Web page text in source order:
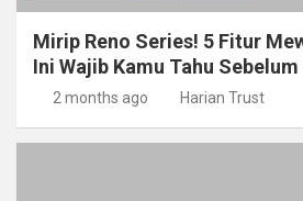
Mirip Reno Series! 5 Fitur
Ini Wajib Kamu Tahu
2 months ago Harian Trust